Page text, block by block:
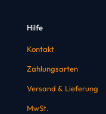
Hilfe
Kontakt
Zahlungsarten
Versand & Lieferung
MwSt.